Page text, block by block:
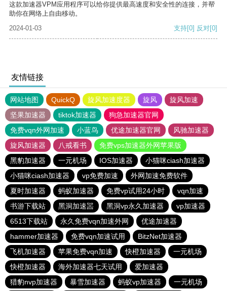
这款加速器VPM应用程序可以给你提供最高速度和安全性的连接，并帮
助你在网络上自由移动。
2024-01-03
支持[0] 反对[0]
友情链接
网站地图 QuickQ 旋风加速度器 旋风
旋风加速
坚果加速器
tiktok加速器
狗急加速器官网
免费vqn外网加速
小蓝鸟 优途加速器官网
风驰加速器
旋风加速器
八戒看书
免费vps加速器外网苹果版
黑豹加速器
一元机场 IOS加速器
小猫咪ciash加速器
小猫咪ciash加速器
vp免费加速
外网加速免费软件
夏时加速器
蚂蚁加速器 免费vp试用24小时
vqn加速
书游下载站
黑洞加速噐 黑洞vp永久加速器
vp加速器
6513下载站
永久免费vqn加速外网
优途加速器
hammer加速器
免费vqn加速试用
BitzNet加速器
飞机加速器
苹果免费vqn加速 快橙加速器
一元机场
快橙加速器
海外加速器七天试用
爱加速器
猎豹nvp加速器
暴雪加速器 蚂蚁vp加速器 一元机场